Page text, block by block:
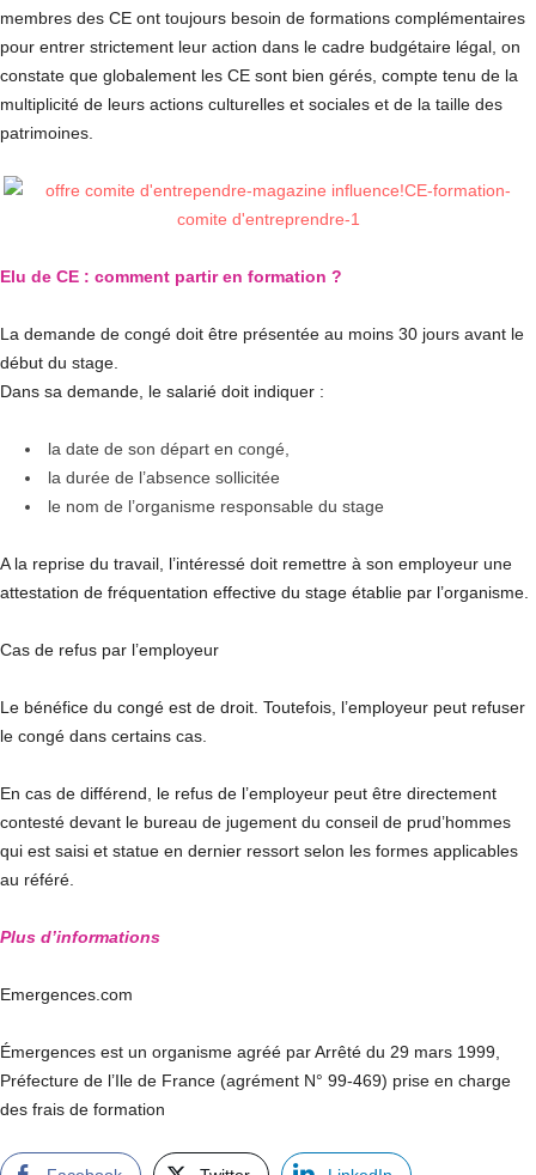
membres des CE ont toujours besoin de formations complémentaires
pour entrer strictement leur action dans le cadre budgétaire légal, on
constate que globalement les CE sont bien gérés, compte tenu de la
multiplicité de leurs actions culturelles et sociales et de la taille des
patrimoines.
Elu de CE : comment partir en formation ?
La demande de congé doit être présentée au moins 30 jours avant le
début du stage.
Dans sa demande, le salarié doit indiquer :
la date de son départ en congé,
la durée de l’absence sollicitée
le nom de l’organisme responsable du stage
A la reprise du travail, l’intéressé doit remettre à son employeur une
attestation de fréquentation effective du stage établie par l’organisme.
Cas de refus par l’employeur
Le bénéfice du congé est de droit. Toutefois, l’employeur peut refuser
le congé dans certains cas.
En cas de différend, le refus de l’employeur peut être directement
contesté devant le bureau de jugement du conseil de prud’hommes
qui est saisi et statue en dernier ressort selon les formes applicables
au référé.
Plus d’informations
Emergences.com
Émergences est un organisme agréé par Arrêté du 29 mars 1999,
Préfecture de l’Ile de France (agrément N° 99-469) prise en charge
des frais de formation